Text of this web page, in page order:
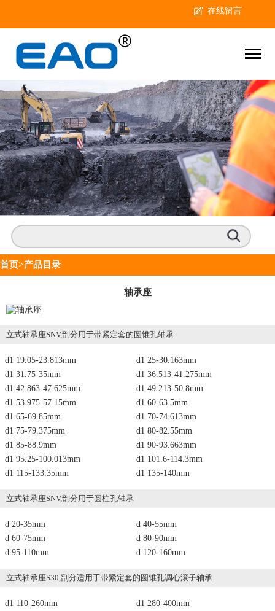
在线留言
首页>产品目录
轴承座
立式轴承座SNV,剖分用于带紧定套的圆锥孔轴承
d1 19.05-23.813mm
d1 25-30.163mm
d1 31.75-35mm
d1 36.513-41.275mm
d1 42.863-47.625mm
d1 49.213-50.8mm
d1 53.975-57.15mm
d1 60-63.5mm
d1 65-69.85mm
d1 70-74.613mm
d1 75-79.375mm
d1 80-82.55mm
d1 85-88.9mm
d1 90-93.663mm
d1 95.25-100.013mm
d1 101.6-114.3mm
d1 115-133.35mm
d1 135-140mm
立式轴承座SNV,剖分用于圆柱孔轴承
d 20-35mm
d 40-55mm
d 60-75mm
d 80-90mm
d 95-110mm
d 120-160mm
立式轴承座S30,剖分适用于带紧定套的圆锥孔调心滚子轴承
d1 110-260mm
d1 280-400mm